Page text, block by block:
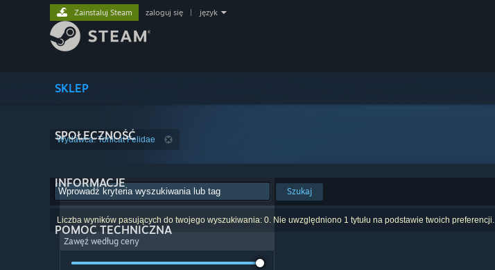
SKLEP
SPOŁECZNOŚĆ
INFORMACJE
POMOC TECHNICZNA
Zainstaluj Steam zaloguj się język
Wydawca: Tonicat Felidae
Szukaj
Liczba wyników pasujących do twojego wyszukiwania: 0. Nie uwzględniono 1 tytułu na podstawie twoich preferencji.
Zawęź według ceny